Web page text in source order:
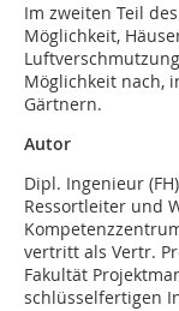
Im zweiten Teil
Möglichkeit,
Möglichkeit nach,
Gärtnern.
Autor
Dipl. Ingenieur
Ressortleiter und
vertritt als Vertr.
Fakultät
schlüsselfertigen